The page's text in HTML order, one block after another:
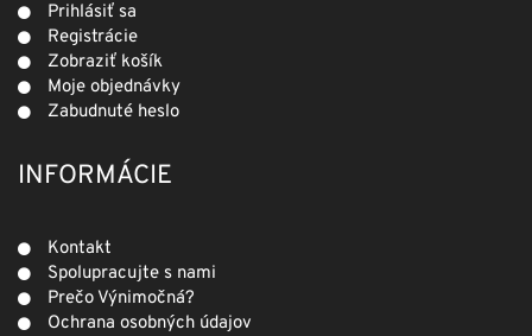
Prihlásiť sa
Registrácie
Zobraziť košík
Moje objednávky
Zabudnuté heslo
INFORMÁCIE
Kontakt
Spolupracujte s nami
Prečo Výnimočná?
Ochrana osobných údajov